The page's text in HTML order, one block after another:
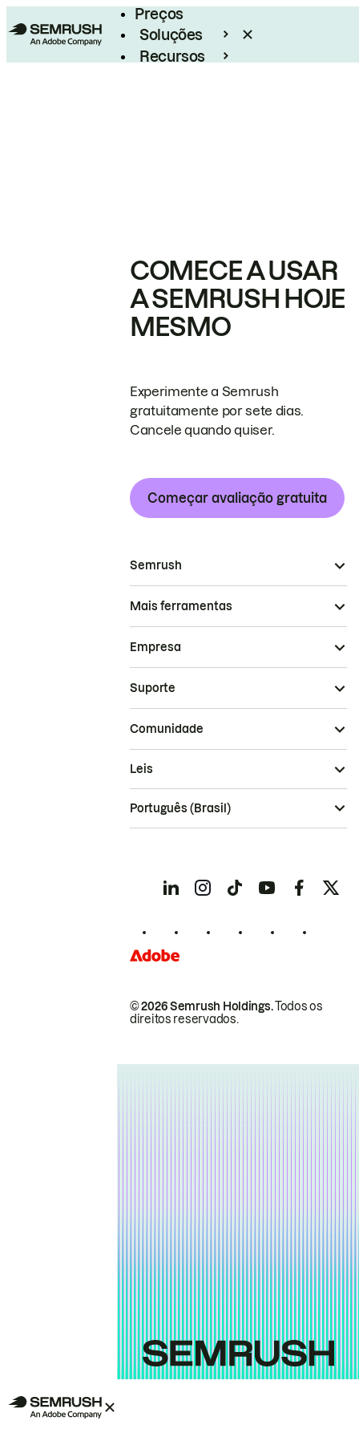
Preços
Soluções
Recursos
COMECE A USAR
A SEMRUSH HOJE
MESMO
Experimente a Semrush
gratuitamente por sete dias.
Cancele quando quiser.
Começar avaliação gratuita
Semrush
Mais ferramentas
Empresa
Suporte
Comunidade
© 2026 Semrush Holdings.Todos os
direitos reservados.
Leis
Português (Brasil)